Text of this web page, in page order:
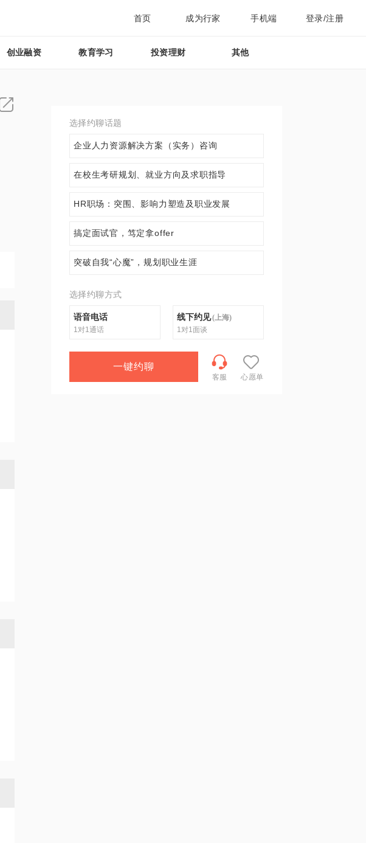
首页 成为行家 手机端 登录/注册
创业融资 教育学习 投资理财 其他
选择约聊话题
企业人力资源解决方案（实务）咨询
在校生考研规划、就业方向及求职指导
HR职场：突围、影响力塑造及职业发展
搞定面试官，笃定拿offer
突破自我“心魔”，规划职业生涯
选择约聊方式
语音电话
1对1通话
线下约见(上海)
1对1面谈
一键约聊
客服 心愿单